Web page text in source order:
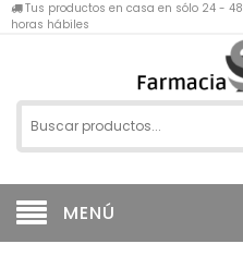
Tus productos en casa en sólo 24 - 48
horas hábiles
MENÚ